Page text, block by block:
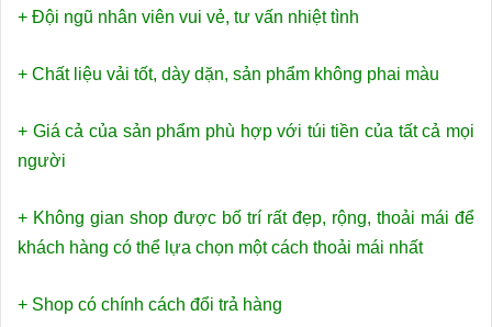
+ Đội ngũ nhân viên vui vẻ, tư vấn nhiệt tình
+ Chất liệu vải tốt, dày dặn, sản phẩm không phai màu
+ Giá cả của sản phẩm phù hợp với túi tiền của tất cả mọi
người
+ Không gian shop được bố trí rất đẹp, rộng, thoải mái để
khách hàng có thể lựa chọn một cách thoải mái nhất
+ Shop có chính cách đổi trả hàng